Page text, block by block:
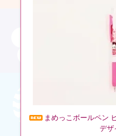
まめっこボールペン
デザ